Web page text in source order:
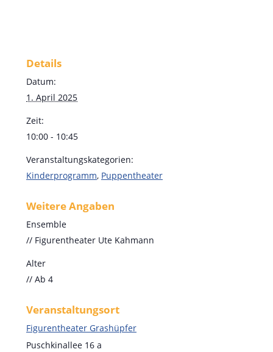
Details
Datum:
1. April 2025
Zeit:
10:00 - 10:45
Veranstaltungskategorien:
Kinderprogramm, Puppentheater
Veranstaltungsort
Figurentheater Grashüpfer
Puschkinallee 16 a
Weitere Angaben
Ensemble
// Figurentheater Ute Kahmann
Alter
// Ab 4